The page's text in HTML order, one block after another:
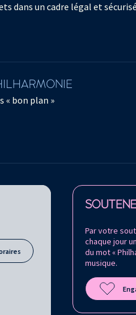
11
dans un cadre légal et
« bon plan »
Par votre
chaque jour
du mot «
musique.
Retrouvez la